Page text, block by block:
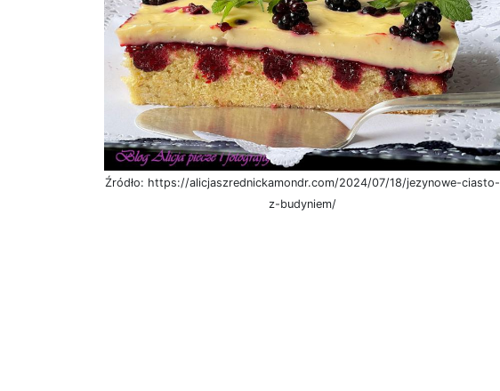
Źródło: https://alicjaszrednickamondr.com/2024/07/18/jezynowe-ciasto-
z-budyniem/